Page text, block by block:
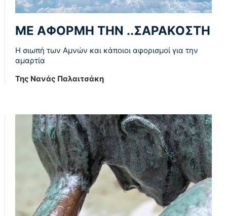
ΜΕ ΑΦΟΡΜΗ ΤΗΝ ..ΣΑΡΑΚΟΣΤΗ
Η σιωπή των Αμνών και κάποιοι αφορισμοί για την
αμαρτία
Της Νανάς Παλαιτσάκη